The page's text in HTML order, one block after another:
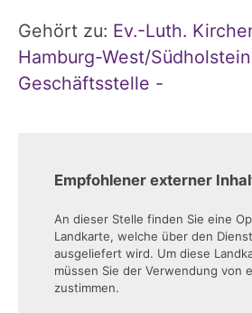
Gehört zu: Ev.-Luth.
Hamburg-West/
Geschäftsstelle -
Empfohlener externer
An dieser Stelle finden Sie eine
Landkarte, welche über den
ausgeliefert wird. Um diese
müssen Sie der Verwendung von
zustimmen.